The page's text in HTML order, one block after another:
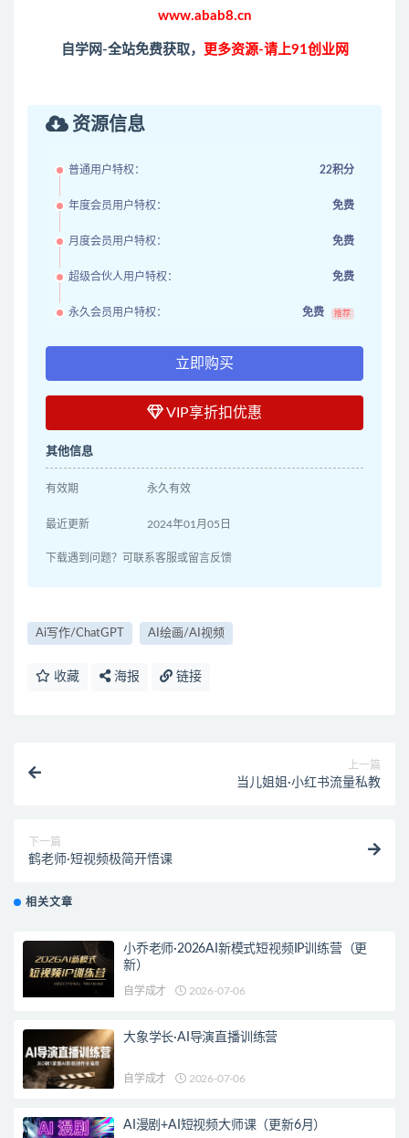
www.abab8.cn
自学网-全站免费获取， 更多资源-请上91创业网
资源信息
普通用户特权： 22积分
年度会员用户特权： 免费
月度会员用户特权： 免费
超级合伙人用户特权： 免费
永久会员用户特权： 免费 推荐
立即购买
VIP享折扣优惠
其他信息
有效期 永久有效
最近更新 2024年01月05日
下载遇到问题？可联系客服或留言反馈
Ai写作/ChatGPT AI绘画/AI视频
收藏 海报 链接
上一篇
当儿姐姐·小红书流量私教
下一篇
鹤老师·短视频极简开悟课
相关文章
小乔老师·2026AI新模式短视频IP训练营（更
新）
自学成才 2026-07-06
大象学长·AI导演直播训练营
自学成才 2026-07-06
AI漫剧+AI短视频大师课（更新6月）